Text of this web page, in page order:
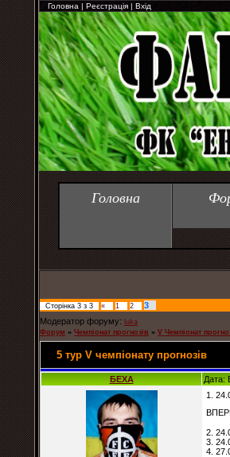
Головна | Реєстрація | Вхід
Головна
Сторінка 3 з 3 « 1 2
3
Модератор форуму: luka
Форум » Чемпіонат прогнозів » V Чемпіонат
5 тур V чемпіонату прогнозів
БЕХА Дата:
1.
2.
3.
4.